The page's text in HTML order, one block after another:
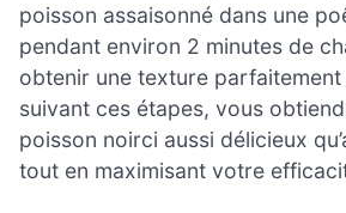
poisson assaisonné dans une
pendant environ 2 minutes de
obtenir une texture
suivant ces étapes, vous
poisson noirci aussi délicieux
tout en maximisant votre